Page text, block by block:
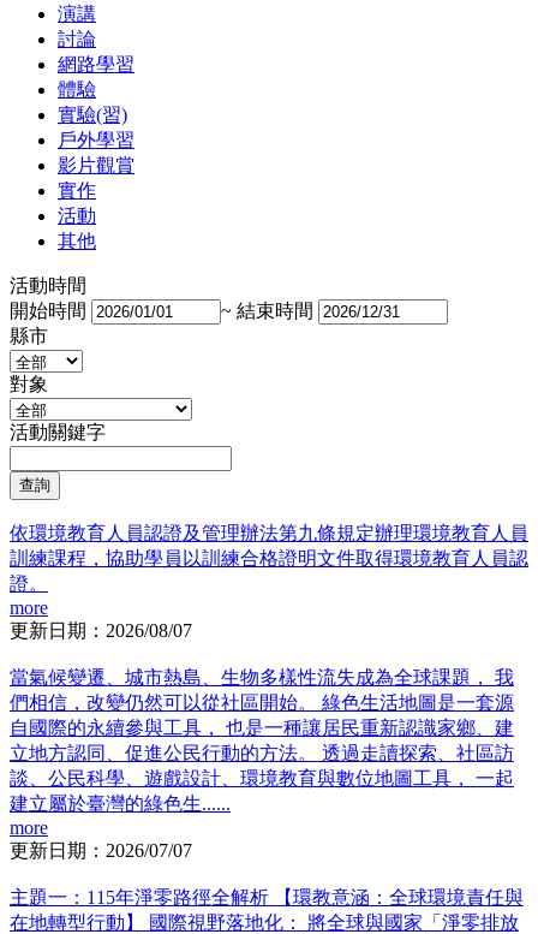
演講
討論
網路學習
體驗
實驗(習)
戶外學習
影片觀賞
實作
活動
其他
活動時間
開始時間
~ 結束時間
縣市
對象
活動關鍵字
依環境教育人員認證及管理辦法第九條規定辦理環境教育人員
訓練課程，協助學員以訓練合格證明文件取得環境教育人員認
證。
more
更新日期：2026/08/07
當氣候變遷、城市熱島、生物多樣性流失成為全球課題， 我
們相信，改變仍然可以從社區開始。 綠色生活地圖是一套源
自國際的永續參與工具， 也是一種讓居民重新認識家鄉、建
立地方認同、促進公民行動的方法。 透過走讀探索、社區訪
談、公民科學、遊戲設計、環境教育與數位地圖工具， 一起
建立屬於臺灣的綠色生......
more
更新日期：2026/07/07
主題一：115年淨零路徑全解析 【環教意涵：全球環境責任與
在地轉型行動】 國際視野落地化： 將全球與國家「淨零排放